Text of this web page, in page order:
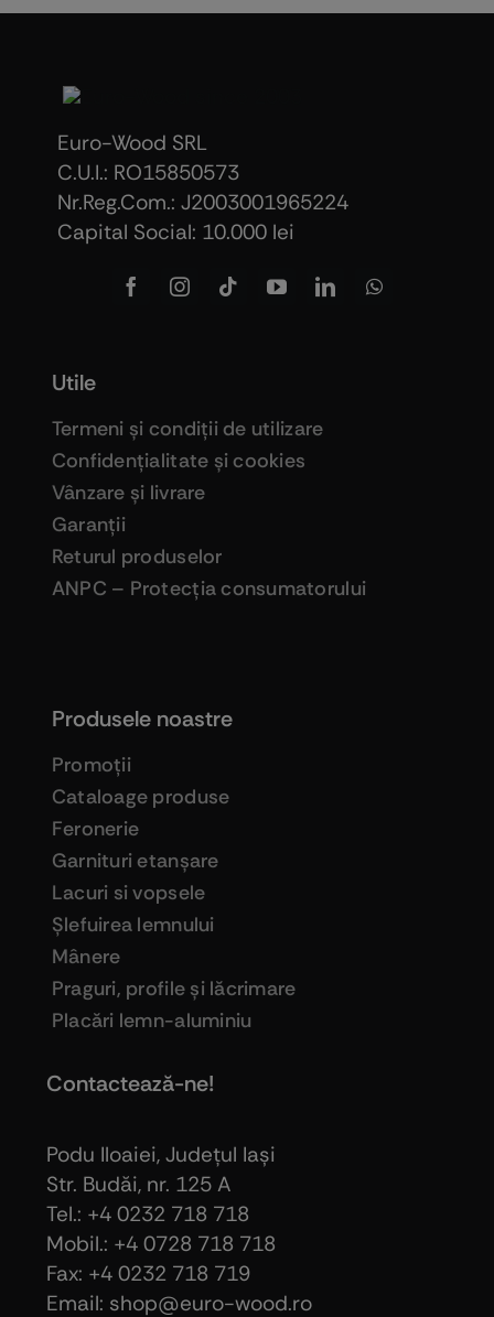
Euro-Wood SRL
C.U.I.: RO15850573
Nr.Reg.Com.: J2003001965224
Capital Social: 10.000 lei
Produsele noastre
Promoţii
Cataloage produse
Feronerie
Garnituri etanşare
Lacuri si vopsele
Şlefuirea lemnului
Mânere
Praguri, profile şi lăcrimare
Placări lemn-aluminiu
Utile
Termeni şi condiţii de utilizare
Confidenţialitate şi cookies
Vânzare şi livrare
Garanţii
Returul produselor
ANPC – Protecţia consumatorului
Contactează-ne!
Podu Iloaiei, Judeţul Iaşi
Str. Budăi, nr. 125 A
Tel.: +4 0232 718 718
Mobil.: +4 0728 718 718
Fax: +4 0232 718 719
Email: shop@euro-wood.ro